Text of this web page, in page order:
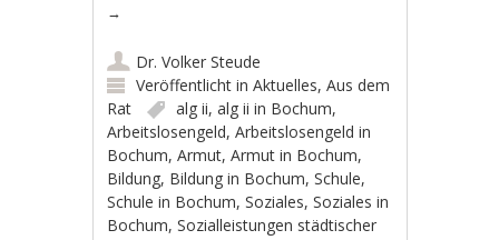
→
Dr. Volker Steude
Veröffentlicht inAktuelles,Aus dem
Rat
alg ii,alg ii in Bochum,
Arbeitslosengeld,Arbeitslosengeld in
Bochum,Armut,Armut in Bochum,
Bildung, Bildung in Bochum,Schule,
Schule in Bochum,Soziales,Soziales in
Bochum,Sozialleistungen städtischer